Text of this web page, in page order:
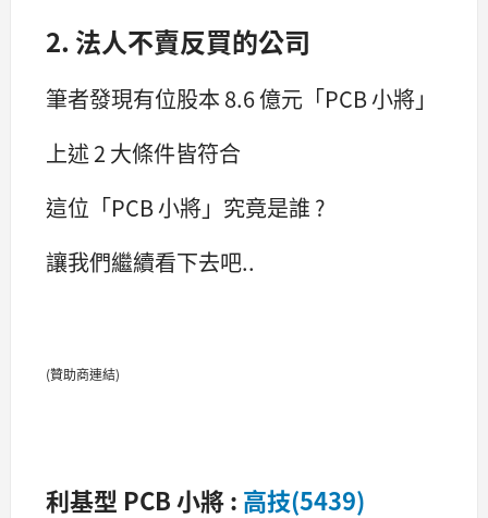
2. 法人不賣反買的公司
筆者發現有位股本 8.6 億元「PCB 小將」
上述 2 大條件皆符合
這位「PCB 小將」究竟是誰 ?
讓我們繼續看下去吧..
(贊助商連結)
利基型 PCB 小將 : 高技(5439)